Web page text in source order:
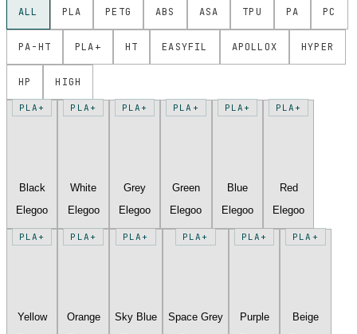
ALL PLA PETG ABS ASA TPU PA PC
PA-HT PLA+ HT EASYFIL APOLLOX HYPER
HP HIGH
PLA+
Black
Elegoo
PLA+
White
Elegoo
PLA+
Grey
Elegoo
PLA+
Green
Elegoo
PLA+
Blue
Elegoo
PLA+
Red
Elegoo
PLA+
Yellow
PLA+
Orange
PLA+
Sky Blue
PLA+
Space Grey
PLA+
Purple
PLA+
Beige